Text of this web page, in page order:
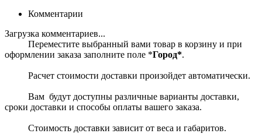
Комментарии
Загрузка комментариев...
Переместите выбранный вами товар в корзину и при
оформлении заказа заполните поле *Город*.
Расчет стоимости доставки произойдет автоматически.
Вам будут доступны различные варианты доставки,
сроки доставки и способы оплаты вашего заказа.
Стоимость доставки зависит от веса и габаритов.